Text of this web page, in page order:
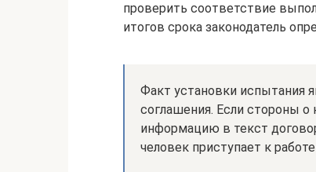
проверить соответствие
итогов срока законодатель
Факт установки испытания
соглашения. Если стороны о
информацию в текст
человек приступает к